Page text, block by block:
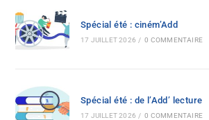
Spécial été : ciném’Add
17 JUILLET 2026 / 0 COMMENTAIRE
Spécial été : de l’Add’ lecture
17 JUILLET 2026 / 0 COMMENTAIRE